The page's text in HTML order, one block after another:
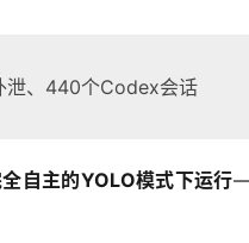
泄、440个Codex会话
自主的YOLO模式下运行